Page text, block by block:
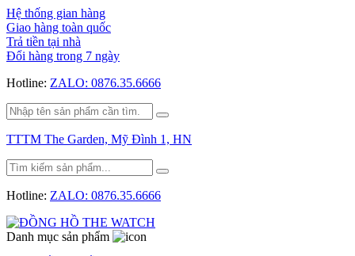
Hệ thống gian hàng
Giao hàng toàn quốc
Trả tiền tại nhà
Đổi hàng trong 7 ngày
Hotline: ZALO: 0876.35.6666
TTTM The Garden, Mỹ Đình 1, HN
Hotline: ZALO: 0876.35.6666
Danh mục sản phẩm